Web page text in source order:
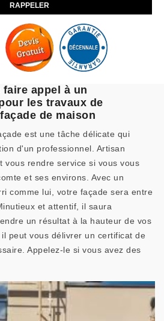
appel à un
les travaux de
de maison
est une tâche délicate qui
d'un professionnel. Artisan
vous rendre service si vous vous
et ses environs. Avec un
comme lui, votre façade sera entre
et attentif, il saura
un résultat à la hauteur de vos
peut vous délivrer un certificat de
Appelez-le si vous avez des